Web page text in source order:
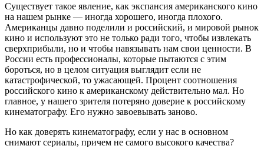
Существует такое явление, как экспансия американского кино
на нашем рынке — иногда хорошего, иногда плохого.
Американцы давно поделили и российский, и мировой рынок
кино и используют это не только ради того, чтобы извлекать
сверхприбыли, но и чтобы навязывать нам свои ценности. В
России есть профессионалы, которые пытаются с этим
бороться, но в целом ситуация выглядит если не
катастрофической, то ужасающей. Процент соотношения
российского кино к американскому действительно мал. Но
главное, у нашего зрителя потеряно доверие к российскому
кинематографу. Его нужно завоевывать заново.
Но как доверять кинематографу, если у нас в основном
снимают сериалы, причем не самого высокого качества?